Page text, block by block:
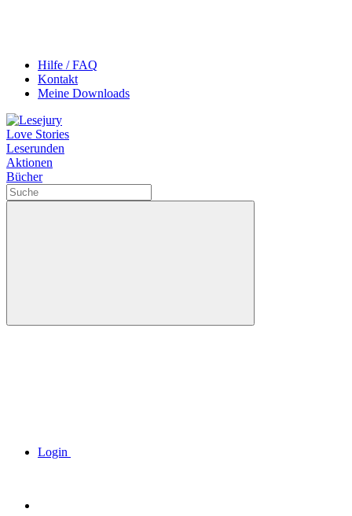
Hilfe / FAQ
Kontakt
Meine Downloads
Love Stories
Leserunden
Aktionen
Bücher
Login